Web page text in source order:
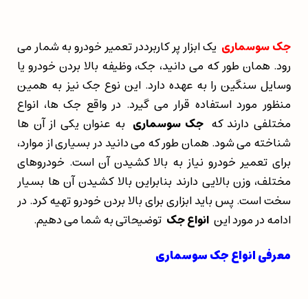
جک سوسماری یک ابزار پر کاربرددر تعمیر خودرو به شمار می
رود. همان طور که می دانید، جک، وظیفه بالا بردن خودرو یا
وسایل سنگین را به عهده دارد. این نوع جک نیز به همین
منظور مورد استفاده قرار می گیرد. در واقع جک ها، انواع
مختلفی دارند که جک سوسماری به عنوان یکی از آن ها
شناخته می شود. همان طور که می دانید در بسیاری از موارد،
برای تعمیر خودرو نیاز به بالا کشیدن آن است. خودروهای
مختلف، وزن بالایی دارند بنابراین بالا کشیدن آن ها بسیار
سخت است. پس باید ابزاری برای بالا بردن خودرو تهیه کرد. در
ادامه در مورد این انواع جک توضیحاتی به شما می دهیم.
معرفی انواع جک سوسماری